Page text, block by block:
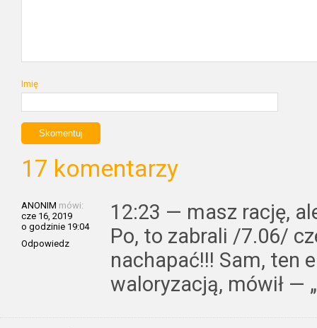
Imię
17 komentarzy
ANONIM mówi:
cze 16, 2019
o godzinie 19:04
Odpowiedz
12:23 — masz rację,
Po, to zabrali /7.06/
nachapać!!! Sam, ten
waloryzacją, mówił —